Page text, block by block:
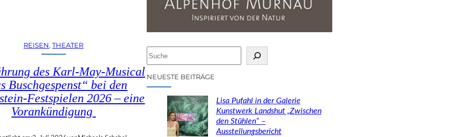
REISEN, THEATER
des Karl-May-Musical
Buschgespenst“ bei den
Festspielen 2026 – eine
Vorankündigung
S
u
c
h
NEUESTE BEITRÄGE
Lisa Pufahl in der Galerie
Kunstwerk Landshut „Zwischen
den Stühlen“ –
Ausstellungsbericht